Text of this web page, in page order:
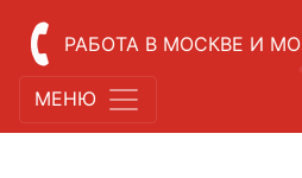
РАБОТА В МОСКВЕ И МО
МЕНЮ